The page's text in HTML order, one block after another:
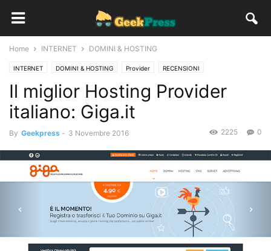
Home INTERNET DOMINI & HOSTING
INTERNET DOMINI & HOSTING Provider RECENSIONI
Il miglior Hosting Provider
italiano: Giga.it
By Geekpress - 3 Novembre 2016 0
2225